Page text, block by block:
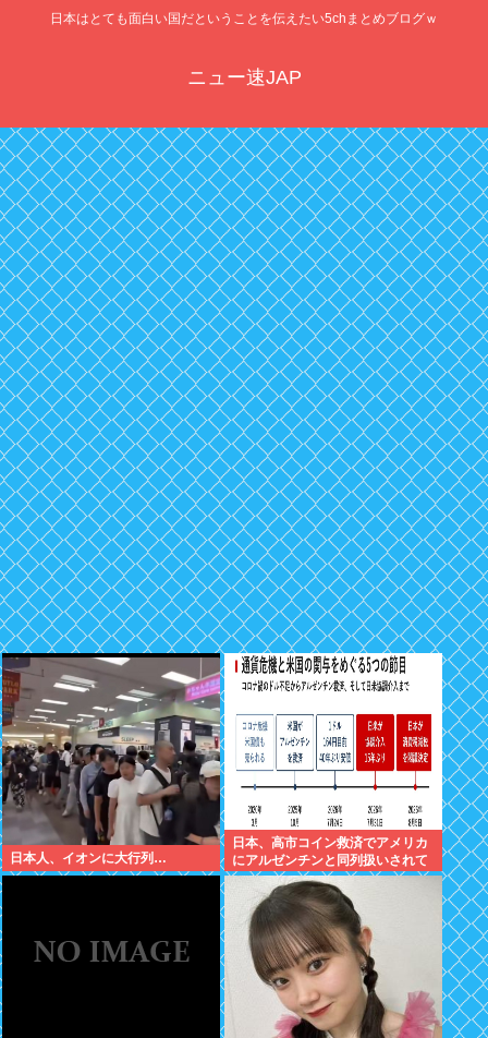
日本はとても面白い国だということを伝えたい5chまとめブログｗ
ニュー速JAP
日本人、イオンに大行列…
日本、高市コイン救済でアメリカ
にアルゼンチンと同列扱いされて
いた